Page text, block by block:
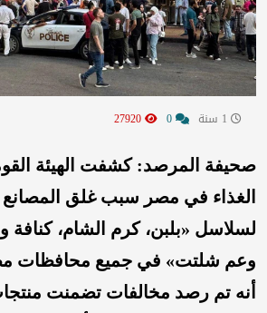
صحيفة المرصد: كشفت الهيئة
الغذاء في مصر سبب غلق المصانع
لسلاسل «بلبن، كرم الشام،
وعم شلتت» في جميع محافظات
أنه تم رصد مخالفات تضمنت